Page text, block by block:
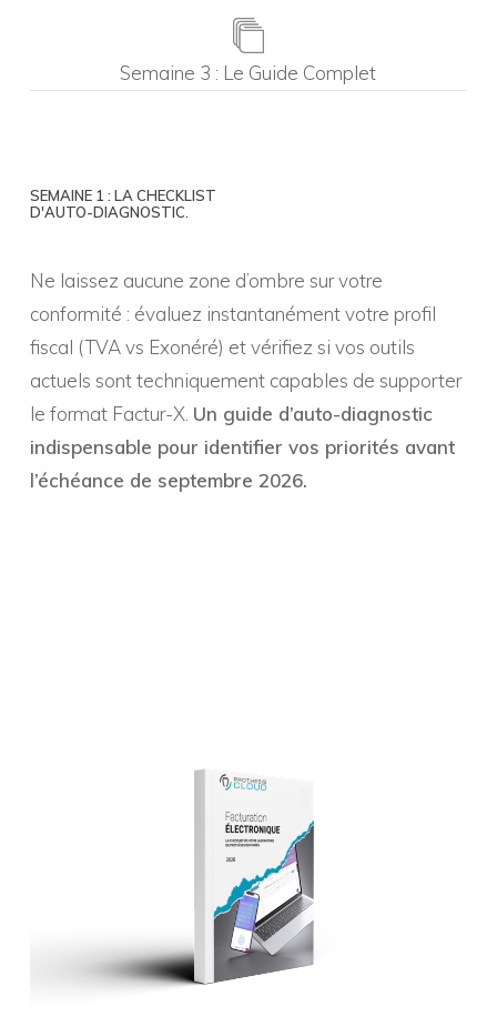
Semaine 3 : Le Guide Complet
SEMAINE 1 : LACHECKLIST
D'AUTO-DIAGNOSTIC.
Ne laissez aucune zone d’ombre sur votre
conformité : évaluez instantanément votre profil
fiscal (TVA vs Exonéré) et vérifiez si vos outils
actuels sont techniquement capables de supporter
le format Factur-X. Un guide d’auto-diagnostic
indispensable pour identifier vos priorités avant
l’échéance de septembre 2026.